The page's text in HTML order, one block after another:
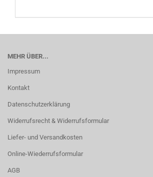
MEHR ÜBER...
Impressum
Kontakt
Datenschutzerklärung
Widerrufsrecht & Widerrufsformular
Liefer- und Versandkosten
Online-Wiederrufsformular
AGB